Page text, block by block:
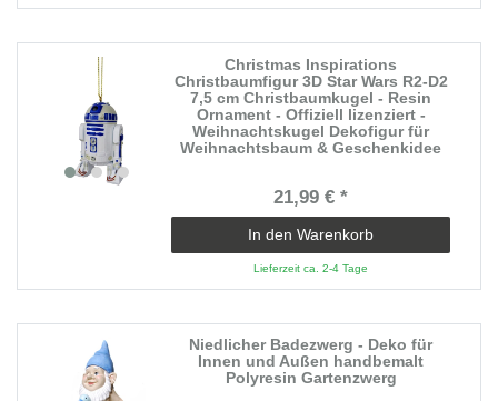
Christmas Inspirations
Christbaumfigur 3D Star Wars R2-D2
7,5 cm Christbaumkugel - Resin
Ornament - Offiziell lizenziert -
Weihnachtskugel Dekofigur für
Weihnachtsbaum & Geschenkidee
21,99 € *
In den Warenkorb
Lieferzeit ca. 2-4 Tage
Niedlicher Badezwerg - Deko für
Innen und Außen handbemalt
Polyresin Gartenzwerg